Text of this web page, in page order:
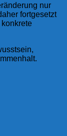
nur
fortgesetzt